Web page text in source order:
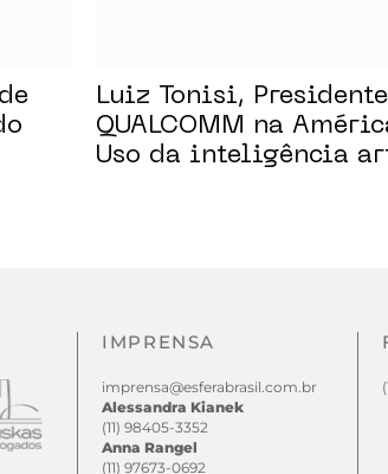
Luiz Tonisi,
QUALCOMM na
Uso da inteligência
IMPRENSA
imprensa@esferabrasil.com.br
Alessandra Kianek
(11) 98405-3352
Anna Rangel
(11) 97673-0692